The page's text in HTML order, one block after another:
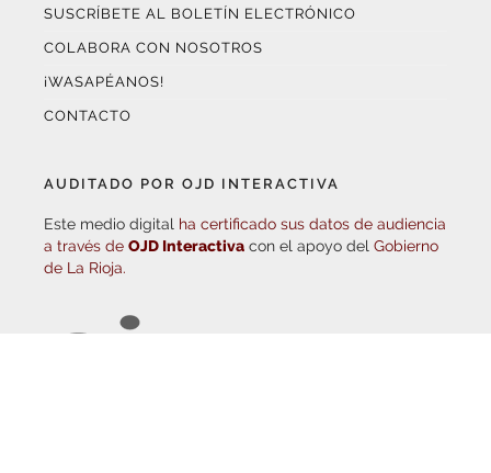
SUSCRÍBETE AL BOLETÍN ELECTRÓNICO
COLABORA CON NOSOTROS
¡WASAPÉANOS!
CONTACTO
AUDITADO POR OJD INTERACTIVA
Este medio digital ha certificado sus datos de audiencia
a través de OJD Interactiva con el apoyo del Gobierno
de La Rioja.